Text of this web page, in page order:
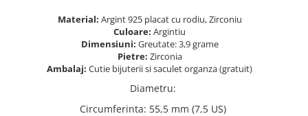
Material: Argint 925 placat cu rodiu, Zirconiu
Culoare: Argintiu
Dimensiuni: Greutate: 3,9 grame
Pietre: Zirconia
Ambalaj: Cutie bijuterii si saculet organza (gratuit)
Diametru:
Circumferinta: 55,5 mm (7,5 US)